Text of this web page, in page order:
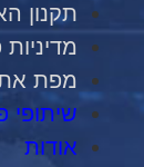
תקנון
מפת
שיתופי
אודות